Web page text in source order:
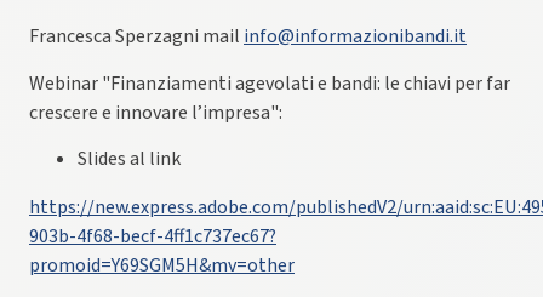
Francesca Sperzagni mailinfo@informazionibandi.it
Webinar "Finanziamenti agevolati e bandi: le chiavi per far
crescere e innovare l’impresa":
Slides al link
https://new.express.adobe.com/publishedV2/
903b-4f68-becf-4ff1c737ec67?
promoid=Y69SGM5H&mv=other